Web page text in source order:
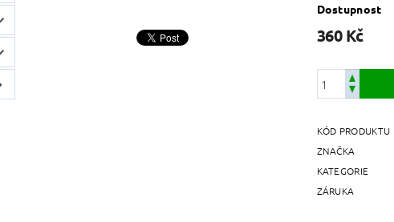
Dostupnost
360 Kč
KÓD PRODUKTU
ZNAČKA
KATEGORIE
ZÁRUKA